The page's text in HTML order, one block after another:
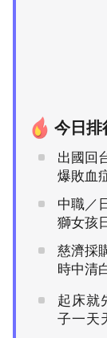
今日排
出國回
爆敗血
中職／
獅女孩
慈濟採
時中清
起床就
子一天